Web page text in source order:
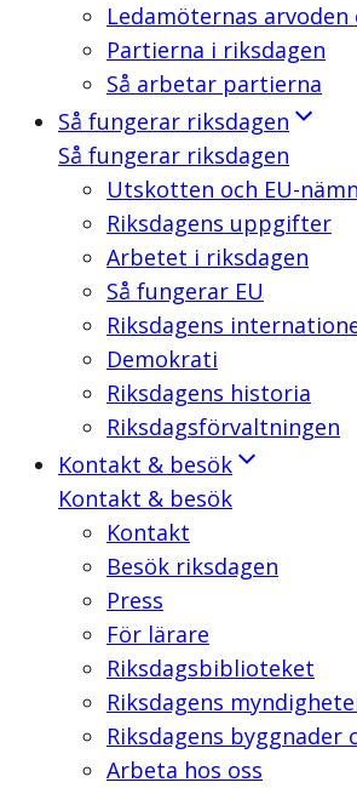
Ledamöternas
Partierna i riksdagen
Så arbetar partierna
Så fungerar riksdagen
Så fungerar riksdagen
Utskotten och EU-
Riksdagens uppgifter
Arbetet i riksdagen
Så fungerar EU
Riksdagens
Demokrati
Riksdagens historia
Riksdagsförvaltningen
Kontakt & besök
Kontakt & besök
Kontakt
Besök riksdagen
Press
För lärare
Riksdagsbiblioteket
Riksdagens
Riksdagens byggnader
Arbeta hos oss